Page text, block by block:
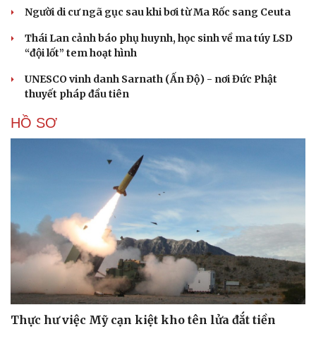
Người di cư ngã gục sau khi bơi từ Ma Rốc sang Ceuta
Thái Lan cảnh báo phụ huynh, học sinh về ma túy LSD
“đội lốt” tem hoạt hình
UNESCO vinh danh Sarnath (Ấn Độ) - nơi Đức Phật
thuyết pháp đầu tiên
HỒ SƠ
Thực hư việc Mỹ cạn kiệt kho tên lửa đắt tiền